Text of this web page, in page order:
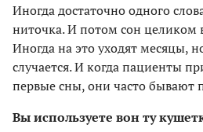
Иногда достаточно одного
ниточка. И потом сон целиком
Иногда на это уходят месяцы,
случается. И когда пациенты
первые сны, они часто бывают
Вы используете вон ту